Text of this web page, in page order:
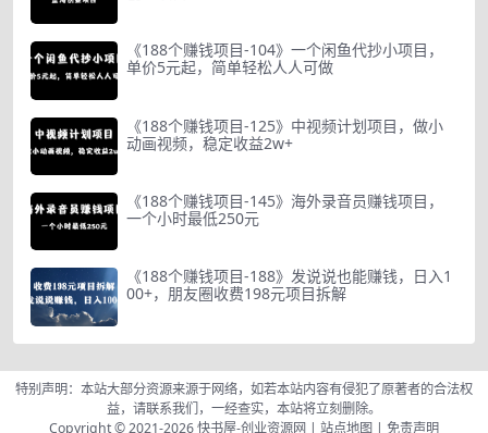
《188个赚钱项目-104》一个闲鱼代抄小项目，
单价5元起，简单轻松人人可做
《188个赚钱项目-125》中视频计划项目，做小
动画视频，稳定收益2w+
《188个赚钱项目-145》海外录音员赚钱项目，
一个小时最低250元
《188个赚钱项目-188》发说说也能赚钱，日入1
00+，朋友圈收费198元项目拆解
特别声明：本站大部分资源来源于网络，如若本站内容有侵犯了原著者的合法权
益，请联系我们，一经查实，本站将立刻删除。
Copyright © 2021-2026快书屋-创业资源网 | 站点地图 | 免责声明